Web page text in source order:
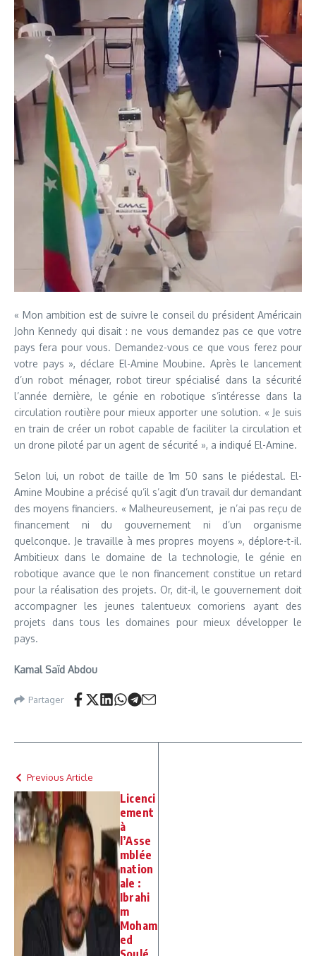
« Mon ambition est de suivre le conseil du président Américain
John Kennedy qui disait : ne vous demandez pas ce que votre
pays fera pour vous. Demandez-vous ce que vous ferez pour
votre pays », déclare El-Amine Moubine. Après le lancement
d’un robot ménager, robot tireur spécialisé dans la sécurité
l’année dernière, le génie en robotique s’intéresse dans la
circulation routière pour mieux apporter une solution. « Je suis
en train de créer un robot capable de faciliter la circulation et
un drone piloté par un agent de sécurité », a indiqué El-Amine.
Selon lui, un robot de taille de 1m 50 sans le piédestal. El-
Amine Moubine a précisé qu’il s’agit d’un travail dur demandant
des moyens financiers. « Malheureusement, je n’ai pas reçu de
financement ni du gouvernement ni d’un organisme
quelconque. Je travaille à mes propres moyens », déplore-t-il.
Ambitieux dans le domaine de la technologie, le génie en
robotique avance que le non financement constitue un retard
pour la réalisation des projets. Or, dit-il, le gouvernement doit
accompagner les jeunes talentueux comoriens ayant des
projets dans tous les domaines pour mieux développer le
pays.
Kamal Saïd Abdou
Partager
Previous Article
Licenci
ement
à
l’Asse
mblée
nation
ale :
Ibrahi
m
Moham
ed